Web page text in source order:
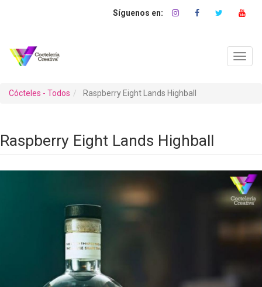
Cócteles - Todos Raspberry Eight Lands Highball
Raspberry Eight Lands Highball